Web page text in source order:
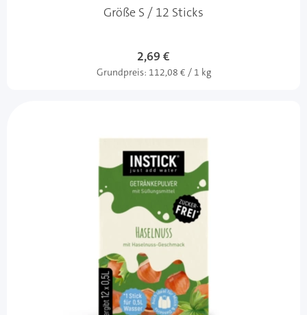
Größe S / 12 Sticks
2,69 €
Grundpreis: 112,08 € / 1 kg